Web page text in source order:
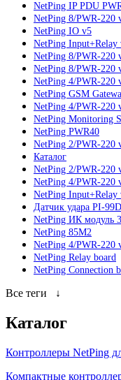
NetPing IP PDU
NetPing 8/PWR-220
NetPing IO v5
NetPing Input+Relay
NetPing 8/PWR-220
NetPing 8/PWR-220
NetPing 4/PWR-220
NetPing GSM
NetPing 4/PWR-220
NetPing Monitoring
NetPing PWR40
NetPing 2/PWR-220
Каталог
NetPing 2/PWR-220
NetPing 4/PWR-220
NetPing Input+Relay
Датчик удара PI-99D
NetPing ИК модуль
NetPing 85M2
NetPing 4/PWR-220
NetPing Relay board
NetPing Connection
Все теги ↓
Каталог
Контроллеры NetPing
Компактные